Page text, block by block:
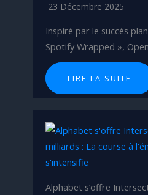
23 Décembre 2025
Inspiré par le succès
Spotify Wrapped »,
LIRE LA SUITE
Alphabet s’offre